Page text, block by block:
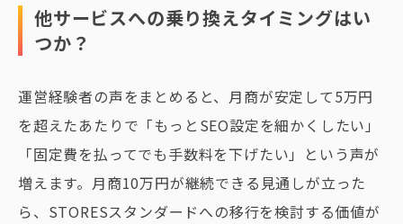
他サービスへの乗り換えタイミングはい
つか？
運営経験者の声をまとめると、月商が安定して5万円
を超えたあたりで「もっとSEO設定を細かくしたい」
「固定費を払ってでも手数料を下げたい」という声が
増えます。月商10万円が継続できる見通しが立った
ら、STORESスタンダードへの移行を検討する価値が